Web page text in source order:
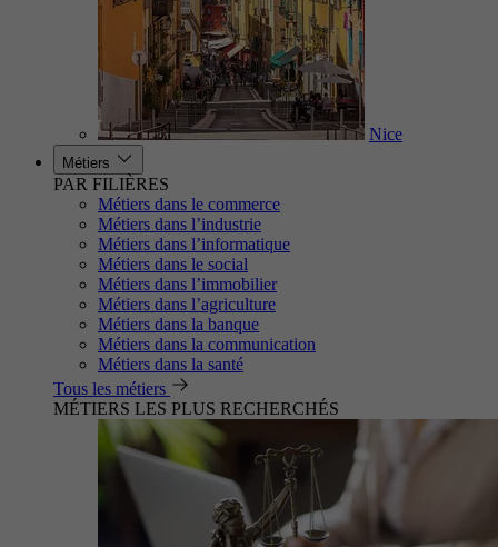
Nice
Métiers
PAR FILIÈRES
Métiers dans le commerce
Métiers dans l’industrie
Métiers dans l’informatique
Métiers dans le social
Métiers dans l’immobilier
Métiers dans l’agriculture
Métiers dans la banque
Métiers dans la communication
Métiers dans la santé
Tous les métiers
MÉTIERS LES PLUS RECHERCHÉS